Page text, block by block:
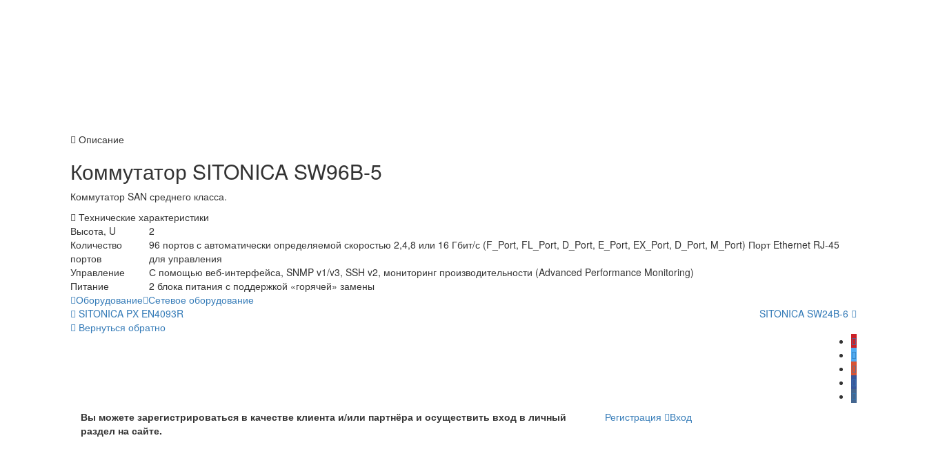
Описание
Коммутатор SITONICA SW96B-5
Коммутатор SAN среднего класса.
Технические характеристики
Высота, U
2
Количество
портов
96 портов с автоматически определяемой скоростью 2,4,8 или 16 Гбит/с (F_Port, FL_Port, D_Port, E_Port, EX_Port, D_Port, M_Port) Порт Ethernet RJ-45
для управления
Управление
С помощью веб-интерфейса, SNMP v1/v3, SSH v2, мониторинг производительности (Advanced Performance Monitoring)
Питание
2 блока питания с поддержкой «горячей» замены
Оборудование Сетевое оборудование
SITONICA PX EN4093R
SITONICA SW24B-6
Вернуться обратно
Вы можете зарегистрироваться в качестве клиента и/или партнёра и осуществить вход в личный
раздел на сайте.
Регистрация Вход